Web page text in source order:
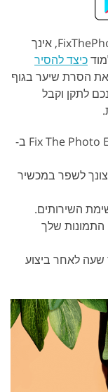
הודות לאפליקציית הסרת שיער לנייד מ-FixThePhoto, אינך
כיצד להסיר
את הסרת שיער בגוף
לתקן וקבל
מצא את האפליקציה Fix The Photo Editor & Retouch ב-
לשפר במכשיר
השירותים.
התמונות שלך
שעה לאחר ביצוע